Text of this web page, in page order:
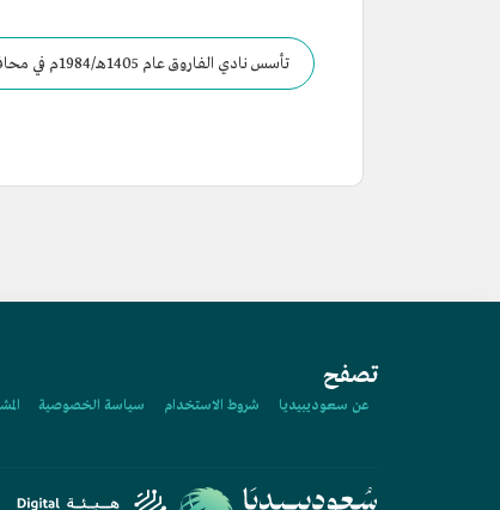
تأسس نادي الفاروق
تصفح
عن سعوديبيديا شروط الاستخدام سياسة الخصوصية